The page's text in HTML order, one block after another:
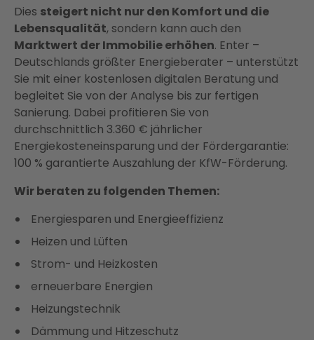
Dies steigert nicht nur den Komfort und die
Lebensqualität, sondern kann auch den
Marktwert der Immobilie erhöhen. Enter –
Deutschlands größter Energieberater – unterstützt
Sie mit einer kostenlosen digitalen Beratung und
begleitet Sie von der Analyse bis zur fertigen
Sanierung. Dabei profitieren Sie von
durchschnittlich 3.360 € jährlicher
Energiekosteneinsparung und der Fördergarantie:
100 % garantierte Auszahlung der KfW-Förderung.
Wir beraten zu folgenden Themen:
Energiesparen und Energieeffizienz
Heizen und Lüften
Strom- und Heizkosten
erneuerbare Energien
Heizungstechnik
Dämmung und Hitzeschutz